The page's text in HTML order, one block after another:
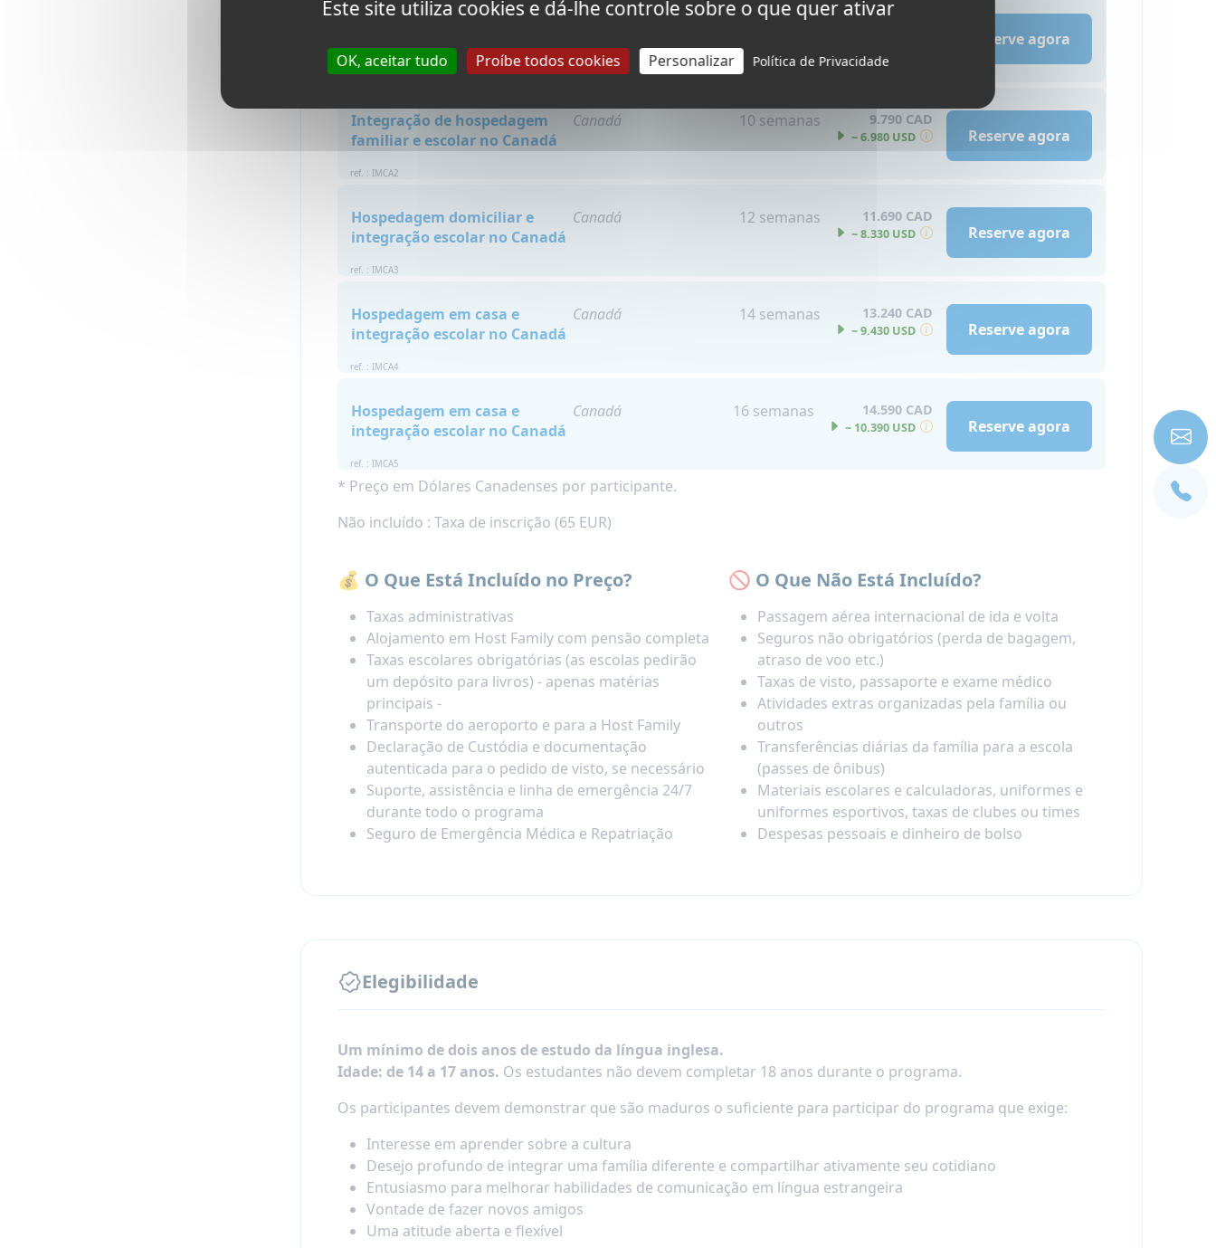
no Canadá
8 semanas
ref. : IMCA1
Reserve agora
Integração de hospedagem
familiar e escolar no Canadá
Canadá 10 semanas 9.790 CAD
~ 6.980 USD
ref. : IMCA2
Reserve agora
Hospedagem domiciliar e
integração escolar no Canadá
Canadá 12 semanas 11.690 CAD
~ 8.330 USD
ref. : IMCA3
Reserve agora
Hospedagem em casa e
integração escolar no Canadá
Canadá 14 semanas 13.240 CAD
~ 9.430 USD
ref. : IMCA4
Reserve agora
Hospedagem em casa e
integração escolar no Canadá
Canadá 16 semanas 14.590 CAD
~ 10.390 USD
ref. : IMCA5
Reserve agora
* Preço em Dólares Canadenses por participante.
Não incluído : Taxa de inscrição (65 EUR)
💰 O Que Está Incluído no Preço?
Taxas administrativas
Alojamento em Host Family com pensão completa
Taxas escolares obrigatórias (as escolas pedirão
um depósito para livros) - apenas matérias
principais -
Transporte do aeroporto e para a Host Family
Declaração de Custódia e documentação
autenticada para o pedido de visto, se necessário
Suporte, assistência e linha de emergência 24/7
durante todo o programa
Seguro de Emergência Médica e Repatriação
🚫 O Que Não Está Incluído?
Passagem aérea internacional de ida e volta
Seguros não obrigatórios (perda de bagagem,
atraso de voo etc.)
Taxas de visto, passaporte e exame médico
Atividades extras organizadas pela família ou
outros
Transferências diárias da família para a escola
(passes de ônibus)
Materiais escolares e calculadoras, uniformes e
uniformes esportivos, taxas de clubes ou times
Despesas pessoais e dinheiro de bolso
Elegibilidade
Um mínimo de dois anos de estudo da língua inglesa.
Idade: de 14 a 17 anos. Os estudantes não devem completar 18 anos durante o programa.
Os participantes devem demonstrar que são maduros o suficiente para participar do programa que exige:
Interesse em aprender sobre a cultura
Desejo profundo de integrar uma família diferente e compartilhar ativamente seu cotidiano
Entusiasmo para melhorar habilidades de comunicação em língua estrangeira
Vontade de fazer novos amigos
Uma atitude aberta e flexível
Este site utiliza cookies e dá-lhe controle sobre o que quer ativar
OK, aceitar tudo Proíbe todos cookies Personalizar Política de Privacidade